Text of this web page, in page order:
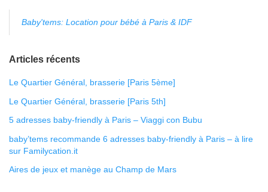
Baby'tems: Location pour bébé à Paris & IDF
Articles récents
Le Quartier Général, brasserie [Paris 5ème]
Le Quartier Général, brasserie [Paris 5th]
5 adresses baby-friendly à Paris – Viaggi con Bubu
baby’tems recommande 6 adresses baby-friendly à Paris – à lire
sur Familycation.it
Aires de jeux et manège au Champ de Mars